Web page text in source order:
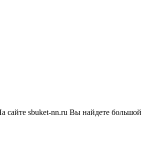
сайте sbuket-nn.ru Вы найдете